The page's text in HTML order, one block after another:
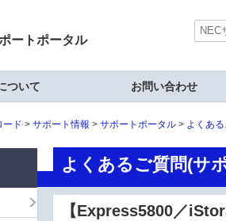
ートポータル
ついて お問い合わせ
ード サポート情報 サポートポータル よくあ
よくあるご質問(サ
【Express5800／